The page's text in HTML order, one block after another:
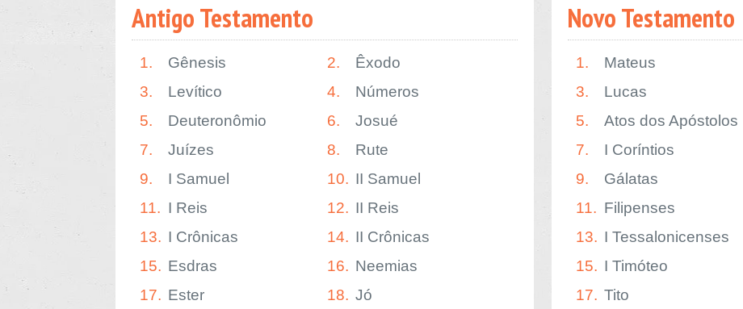
Antigo Testamento
1. Gênesis 2.
Êxodo
3.
Levítico 4.
Números
5.
Deuteronômio 6.
Josué
7.
Juízes 8.
Rute
9.
I Samuel 10. II Samuel
11. I Reis 12. II Reis
13. I Crônicas 14. II Crônicas
15. Esdras 16. Neemias
17. Ester 18. Jó
Novo Testamento
1. Mateus
3.
Lucas
5.
Atos dos Apóstolos
7.
I Coríntios
9.
Gálatas
11. Filipenses
13. I Tessalonicenses
15. I Timóteo
17. Tito